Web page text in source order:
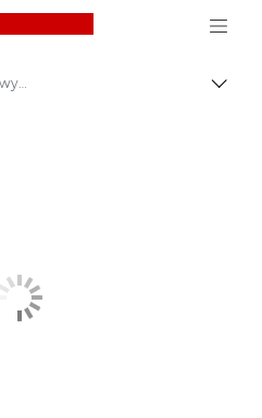
Canon Logo, back
Przechowuj zdjęcia i filmy, wydając mniej